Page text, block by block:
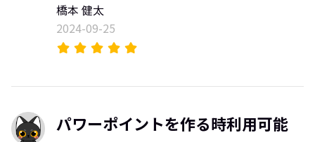
橋本 健太
2024-09-25
パワーポイントを作る時利用可能